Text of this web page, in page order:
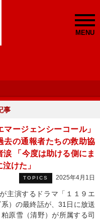
MENU
事
マージェンシーコール」
去の通報者たちの救助協
涙 「今度は助ける側にま
けた」
TOPICS 2025年4月1日
主演するドラマ「１１９エ
）の最終話が、31日に放送
原雪（清野）が所属する司